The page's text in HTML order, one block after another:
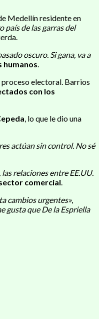
Medellín residente en
país de las garras del
oscuro. Si gana, va a
humanos.
proceso electoral. Barrios
con los
, lo que le dio una
actúan sin control. No sé
relaciones entre EE.UU.
comercial.
cambios urgentes»,
gusta que De la Espriella